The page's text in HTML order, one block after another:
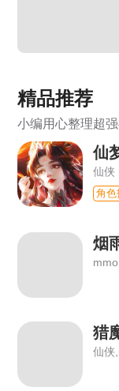
精品推荐
小编用心整理超强
仙
仙侠
角色
烟
mmo
猎
仙侠